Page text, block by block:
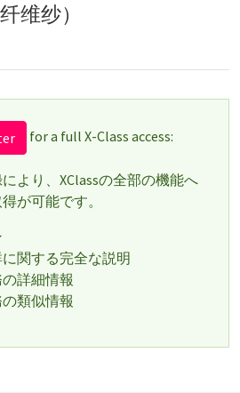
纤维纱）
for a full X-Class access:
より、XClassの全部の機能へ
が可能です。
関する完全な説明
詳細情報
類似情報